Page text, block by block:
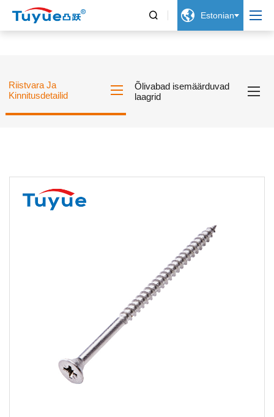
  Estonian
Riistvara Ja
Kinnitusdetailid
Õlivabad isemäärduvad
laagrid